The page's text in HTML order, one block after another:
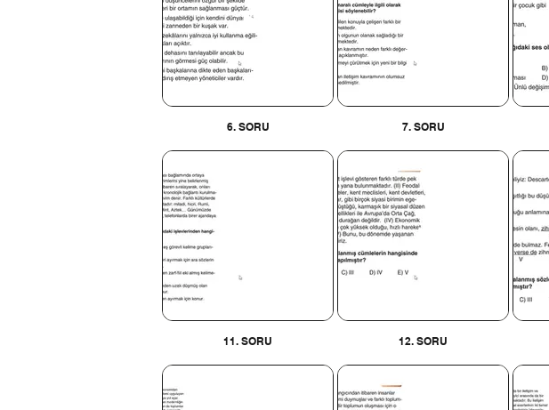
6. SORU 7. SORU
11. SORU 12. SORU